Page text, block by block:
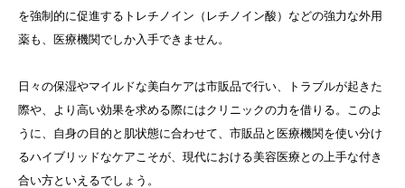
を強制的に促進するトレチノイン（レチノイン酸）などの強力な外用
薬も、医療機関でしか入手できません。
日々の保湿やマイルドな美白ケアは市販品で行い、トラブルが起きた
際や、より高い効果を求める際にはクリニックの力を借りる。このよ
うに、自身の目的と肌状態に合わせて、市販品と医療機関を使い分け
るハイブリッドなケアこそが、現代における美容医療との上手な付き
合い方といえるでしょう。